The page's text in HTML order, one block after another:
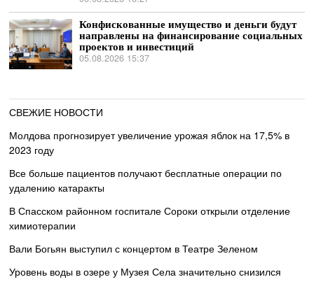
Конфискованные имущество и деньги будут
направлены на финансирование социальных
проектов и инвестиций
05.08.2026 15:37
СВЕЖИЕ НОВОСТИ
Молдова прогнозирует увеличение урожая яблок на 17,5% в
2023 году
Все больше пациентов получают бесплатные операции по
удалению катаракты
В Спасском районном госпитале Сороки открыли отделение
химиотерапии
Вали Богьян выступил с концертом в Театре Зеленом
Уровень воды в озере у Музея Села значительно снизился